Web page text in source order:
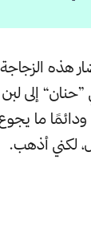
هذه
إلى
ما
لكني أذهب.